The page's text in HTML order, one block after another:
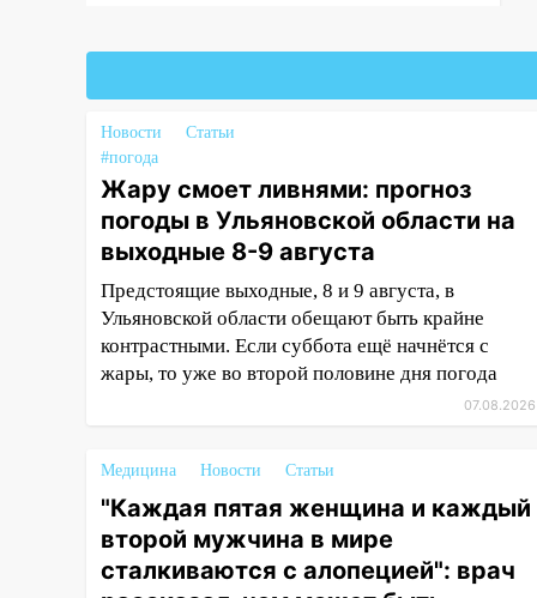
транспортные
полицейские проведут акцию
«Час пассажира»
13:20 В Ульяновске за один
день обокрали женщину на
пляже и подростка в сквере
13:01 В Димитровграде
мужчина выбросил из машины
страйкбольную гранату: его
задержали
непогода: град и шквал до 27
м/с
12:31 Ульяновец хотел купить
иномарку из Европы и потерял
Новости
Статьи
#погода
Жару смоет ливнями: прогноз
погоды в Ульяновской области на
выходные 8-9 августа
Предстоящие выходные, 8 и 9 августа, в
Ульяновской области обещают быть крайне
контрастными. Если суббота ещё начнётся с
жары, то уже во второй половине дня погода
07.08.2026
Медицина Новости Статьи
"Каждая пятая женщина и каждый
второй мужчина в мире
сталкиваются с алопецией": врач